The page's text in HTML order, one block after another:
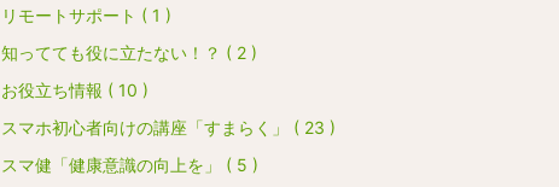
リモートサポート ( 1 )
知ってても役に立たない！？ ( 2 )
お役立ち情報 ( 10 )
スマホ初心者向けの講座「すまらく」 ( 23 )
スマ健「健康意識の向上を」 ( 5 )